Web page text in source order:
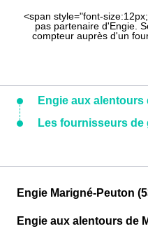
<span style="font-
pas partenaire d'Engie.
compteur auprès d'un
Engie aux alentours
Les fournisseurs de
Engie Marigné-Peuton
Engie aux alentours de